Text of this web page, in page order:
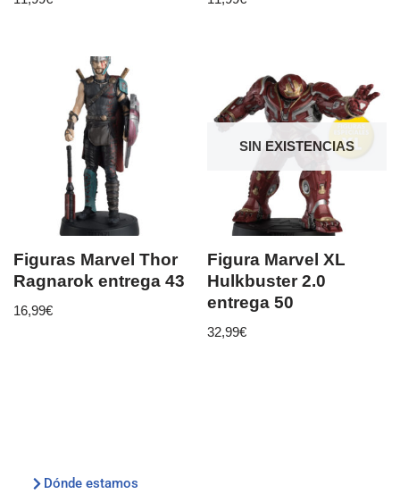
Figuras Marvel Thor
Ragnarok entrega 43
16,99€
SIN EXISTENCIAS
Figura Marvel XL
Hulkbuster 2.0
entrega 50
32,99€
Dónde estamos